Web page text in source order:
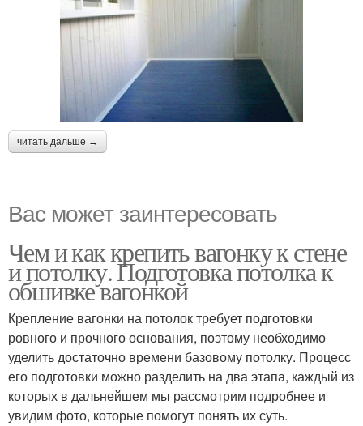
читать дальше →
Вас может заинтересовать
Чем и как крепить вагонку к стене
и потолку. Подготовка потолка к
обшивке вагонкой
Крепление вагонки на потолок требует подготовки
ровного и прочного основания, поэтому необходимо
уделить достаточно времени базовому потолку. Процесс
его подготовки можно разделить на два этапа, каждый из
которых в дальнейшем мы рассмотрим подробнее и
увидим фото, которые помогут понять их суть.